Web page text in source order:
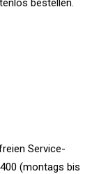
bestellen.
Service-
(montags bis